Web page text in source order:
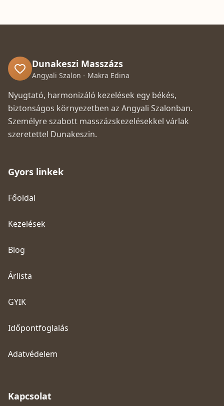
Dunakeszi Masszázs
Angyali Szalon - Makra Edina
Nyugtató, harmonizáló kezelések egy békés,
biztonságos környezetben az Angyali Szalonban.
Személyre szabott masszázskezelésekkel várlak
szeretettel Dunakeszin.
Gyors linkek
Főoldal
Kezelések
Blog
Árlista
GYIK
Időpontfoglalás
Adatvédelem
Kapcsolat